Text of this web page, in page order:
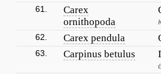
61.
Carex
ornithopoda
62. Carex pendula
63. Carpinus betulus